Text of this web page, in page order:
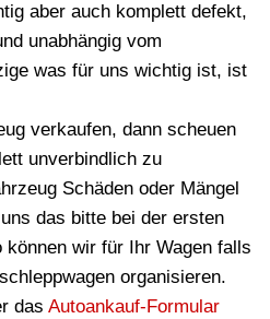
aber auch komplett defekt,
unabhängig vom
was für uns wichtig ist, ist
verkaufen, dann scheuen
unverbindlich zu
Schäden oder Mängel
das bitte bei der ersten
wir für Ihr Wagen falls
organisieren.
das Autoankauf-Formular